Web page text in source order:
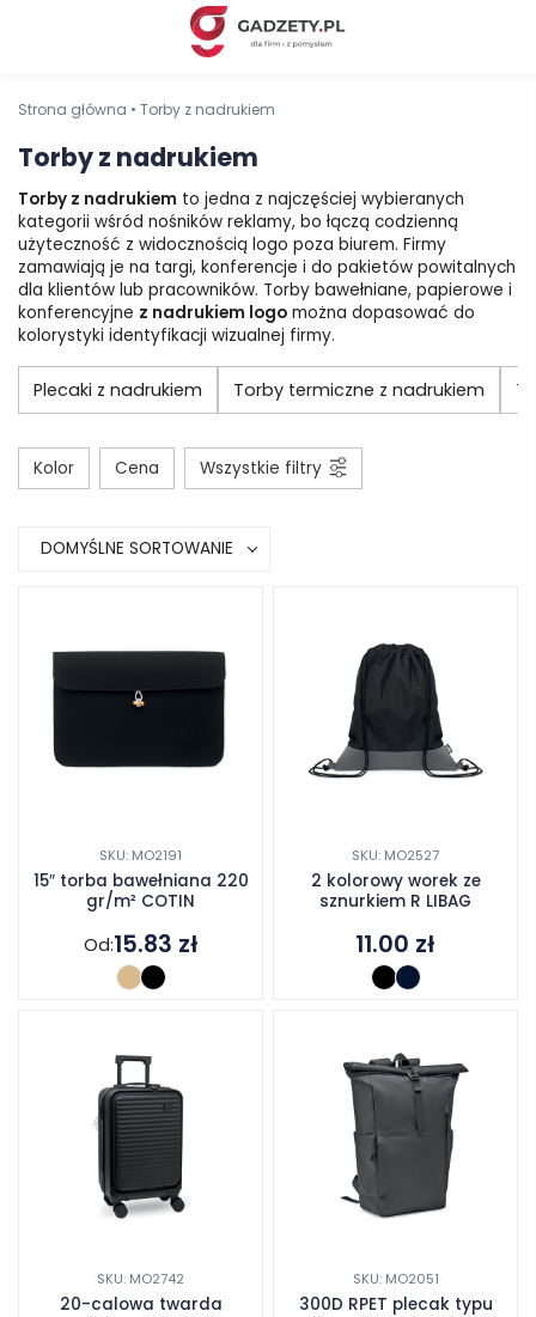
Strona główna • Torby z nadrukiem
Torby z nadrukiem
Torby z nadrukiem to jedna z najczęściej wybieranych
kategorii wśród nośników reklamy, bo łączą codzienną
użyteczność z widocznością logo poza biurem. Firmy
zamawiają je na targi, konferencje i do pakietów powitalnych
dla klientów lub pracowników. Torby bawełniane, papierowe i
konferencyjne z nadrukiem logo można dopasować do
kolorystyki identyfikacji wizualnej firmy.
Plecaki z nadrukiem Torby termiczne z nadrukiem
Kolor Cena Wszystkie filtry
DOMYŚLNE SORTOWANIE
SKU: MO2191
15″ torba bawełniana 220
gr/m² COTIN
Od:15.83 zł
SKU: MO2527
2 kolorowy worek ze
sznurkiem R LIBAG
11.00 zł
SKU: MO2742
20-calowa twarda
SKU: MO2051
300D RPET plecak typu